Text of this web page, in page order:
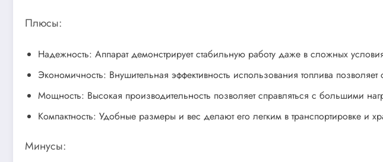
Плюсы:
Надежность: Аппарат демонстрирует стабильную работу даже в сложных
Экономичность: Внушительная эффективность использования топлива
Мощность: Высокая производительность позволяет справляться с большими
Компактность: Удобные размеры и вес делают его легким в транспортировке и
Минусы: